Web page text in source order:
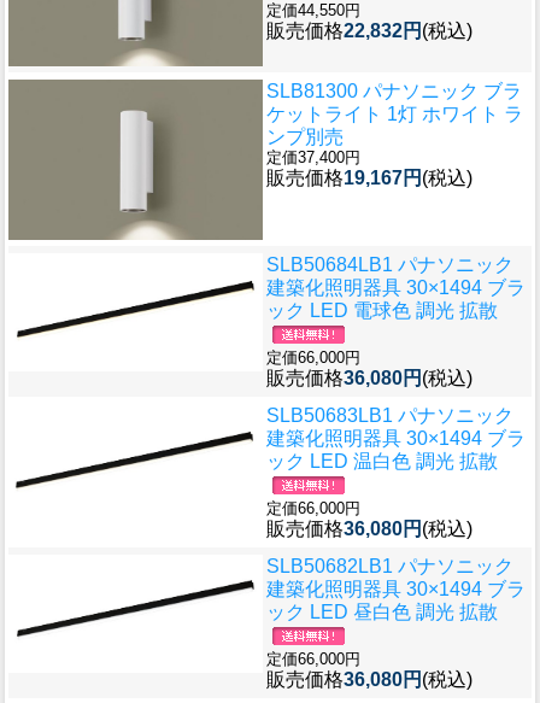
定価44,550円
販売価格22,832円 (税込)
SLB81300 パナソニック ブラ
ケットライト 1灯 ホワイト ラ
ンプ別売
定価37,400円
販売価格19,167円 (税込)
SLB50684LB1 パナソニック
建築化照明器具 30×1494 ブラ
ック LED 電球色 調光 拡散
定価66,000円
販売価格36,080円 (税込)
SLB50683LB1 パナソニック
建築化照明器具 30×1494 ブラ
ック LED 温白色 調光 拡散
定価66,000円
販売価格36,080円 (税込)
SLB50682LB1 パナソニック
建築化照明器具 30×1494 ブラ
ック LED 昼白色 調光 拡散
定価66,000円
販売価格36,080円 (税込)